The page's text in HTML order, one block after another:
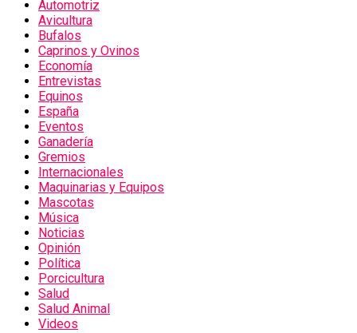
Automotriz
Avicultura
Bufalos
Caprinos y Ovinos
Economía
Entrevistas
Equinos
España
Eventos
Ganadería
Gremios
Internacionales
Maquinarias y Equipos
Mascotas
Música
Noticias
Opinión
Política
Porcicultura
Salud
Salud Animal
Videos